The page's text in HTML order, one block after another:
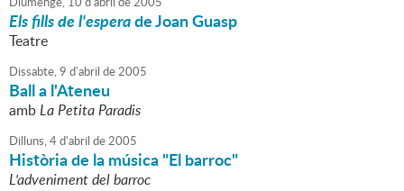
Els fills de l'esperade Joan Guasp
Teatre
Dissabte,9 d'abril de2005
Ball a l'Ateneu
ambLa Petita Paradis
Dilluns,4d'abril de2005
Història de la música "El barroc"
L'adveniment del barroc